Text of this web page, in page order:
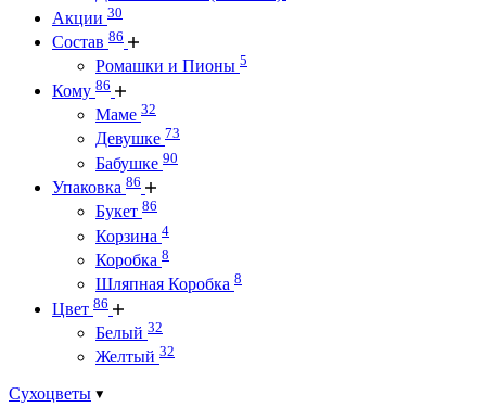
Акции 30
Состав 86
Ромашки и Пионы 5
Кому 86
Маме 32
Девушке 73
Бабушке 90
Упаковка 86
Букет 86
Корзина 4
Коробка 8
Шляпная Коробка 8
Цвет 86
Белый 32
Желтый 32
Сухоцветы